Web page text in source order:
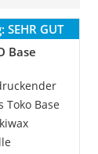
SEHR GUT
Base
Toko Base